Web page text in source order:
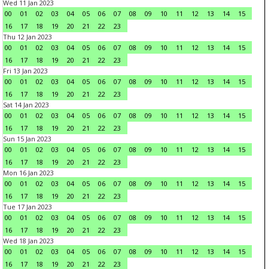
Wed 11 Jan 2023
00
01 02 03 04 05 06 07 08 09 10 11 12 13 14
15
16
17 18 19 20 21 22
23
Thu 12 Jan 2023
00
01 02 03 04 05 06 07 08 09 10 11 12 13 14
15
16
17 18 19 20 21 22
23
Fri 13 Jan 2023
00
01 02 03 04 05 06 07 08 09 10 11 12 13 14
15
16
17 18 19 20 21 22
23
Sat 14 Jan 2023
00
01 02 03 04 05 06 07 08 09 10 11 12 13 14
15
16
17 18 19 20 21 22
23
Sun 15 Jan 2023
00
01 02 03 04 05 06 07 08 09 10 11 12 13 14
15
16
17 18 19 20 21 22
23
Mon 16 Jan 2023
00
01 02 03 04 05 06 07 08 09 10 11 12 13 14
15
16
17 18 19 20 21 22
23
Tue 17 Jan 2023
00
01 02 03 04 05 06 07 08 09 10 11 12 13 14
15
16
17 18 19 20 21 22
23
Wed 18 Jan 2023
00
01 02 03 04 05 06 07 08 09 10 11 12 13 14
15
16
17 18 19 20 21 22
23